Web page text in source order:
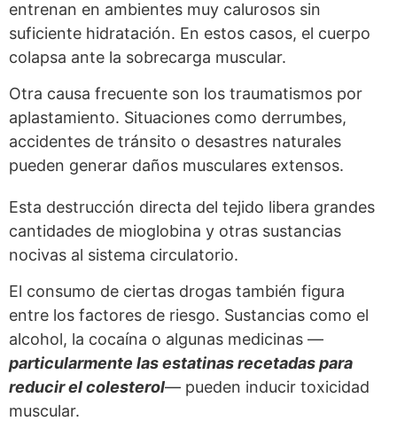
entrenan en ambientes muy calurosos sin
suficiente hidratación. En estos casos, el cuerpo
colapsa ante la sobrecarga muscular.
Otra causa frecuente son los traumatismos por
aplastamiento. Situaciones como derrumbes,
accidentes de tránsito o desastres naturales
pueden generar daños musculares extensos.
Esta destrucción directa del tejido libera grandes
cantidades de mioglobina y otras sustancias
nocivas al sistema circulatorio.
El consumo de ciertas drogas también figura
entre los factores de riesgo. Sustancias como el
alcohol, la cocaína o algunas medicinas —
particularmente las estatinas recetadas para
reducir el colesterol— pueden inducir toxicidad
muscular.